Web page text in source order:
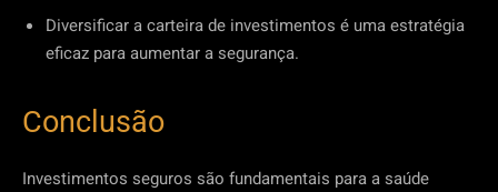
Diversificar a carteira de investimentos é uma estratégia
eficaz para aumentar a segurança.
Conclusão
Investimentos seguros são fundamentais para a saúde